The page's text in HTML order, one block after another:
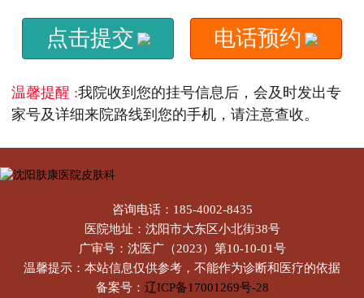
点击提交 电话预约
温馨提醒 :我院收到您的挂号信息后，会及时发出专
家号及详细来院路线到您的手机，请注意查收。
咨询电话：185-4002-8435
医院地址：沈阳市大东区小北街38号
广审号：沈医广（2023）第10-10-01号
温馨提示：本站信息仅供参考，不能作为诊断和医疗的依据
备案号： 辽ICP备17001269号-28